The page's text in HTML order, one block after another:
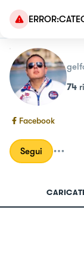
74
Facebook
Segui